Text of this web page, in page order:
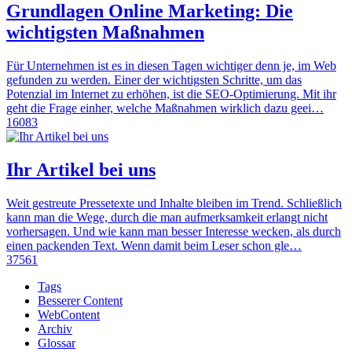
Grundlagen Online Marketing: Die
wichtigsten Maßnahmen
Für Unternehmen ist es in diesen Tagen wichtiger denn je, im Web
gefunden zu werden. Einer der wichtigsten Schritte, um das
Potenzial im Internet zu erhöhen, ist die SEO-Optimierung. Mit ihr
geht die Frage einher, welche Maßnahmen wirklich dazu geei…
16083
Ihr Artikel bei uns
Weit gestreute Pressetexte und Inhalte bleiben im Trend. Schließlich
kann man die Wege, durch die man aufmerksamkeit erlangt nicht
vorhersagen. Und wie kann man besser Interesse wecken, als durch
einen packenden Text. Wenn damit beim Leser schon gle…
37561
Tags
Besserer Content
WebContent
Archiv
Glossar